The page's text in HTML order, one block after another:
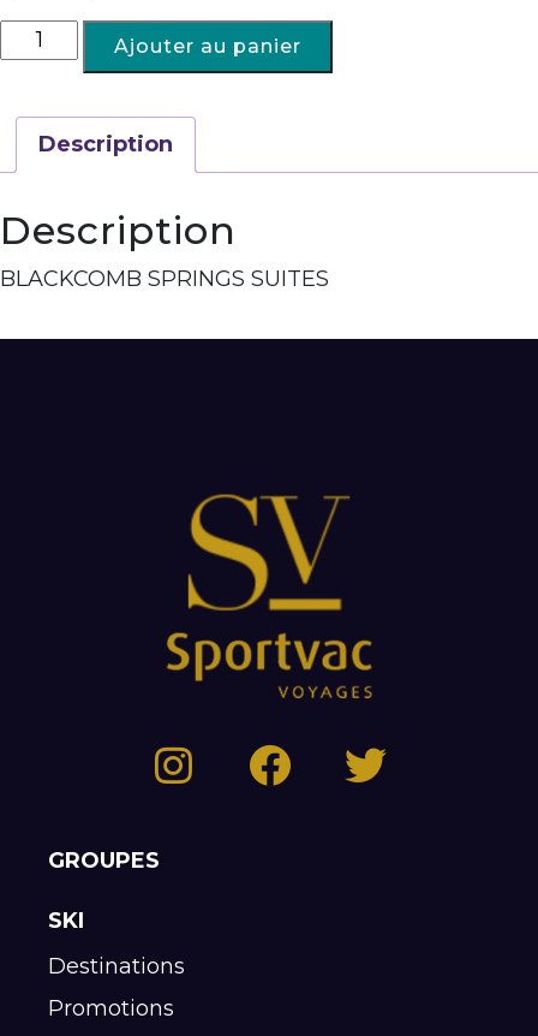
Ajouter au panier
Description
Description
BLACKCOMB SPRINGS SUITES
GROUPES
SKI
Destinations
Promotions